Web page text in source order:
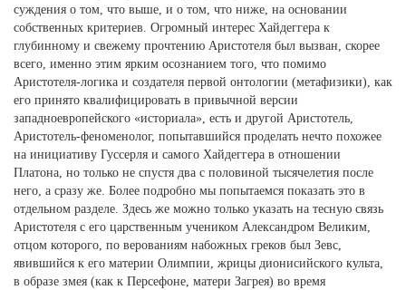
суждения о том, что выше, и о том, что ниже, на основании
собственных критериев. Огромный интерес Хайдеггера к
глубинному и свежему прочтению Аристотеля был вызван, скорее
всего, именно этим ярким осознанием того, что помимо
Аристотеля-логика и создателя первой онтологии (метафизики), как
его принято квалифицировать в привычной версии
западноевропейского «историала», есть и другой Аристотель,
Аристотель-феноменолог, попытавшийся проделать нечто похожее
на инициативу Гуссерля и самого Хайдеггера в отношении
Платона, но только не спустя два с половиной тысячелетия после
него, а сразу же. Более подробно мы попытаемся показать это в
отдельном разделе. Здесь же можно только указать на тесную связь
Аристотеля с его царственным учеником Александром Великим,
отцом которого, по верованиям набожных греков был Зевс,
явившийся к его материи Олимпии, жрицы дионисийского культа,
в образе змея (как к Персефоне, матери Загрея) во время